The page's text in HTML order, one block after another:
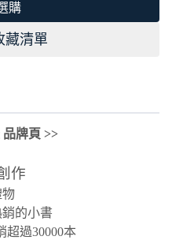
購
藏清單
牌頁 >>
作
物
的小書
超過30000本